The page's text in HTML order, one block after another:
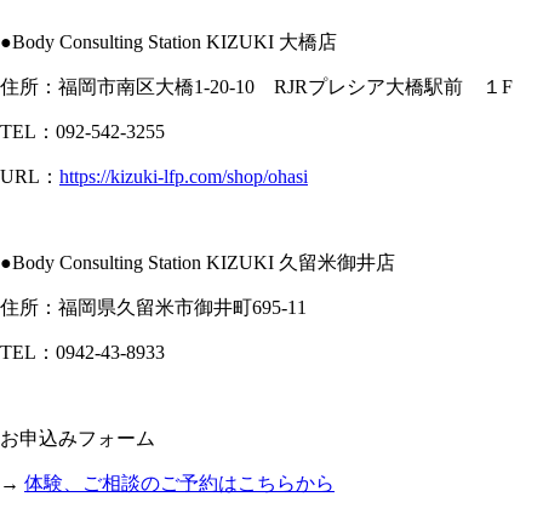
●Body Consulting Station KIZUKI 大橋店
住所：福岡市南区大橋1-20-10 RJRプレシア大橋駅前 １F
TEL：092-542-3255
URL： https://kizuki-lfp.com/shop/ohasi
●Body Consulting Station KIZUKI 久留米御井店
住所：福岡県久留米市御井町695-11
TEL：0942-43-8933
お申込みフォーム
→ 体験、ご相談のご予約はこちらから